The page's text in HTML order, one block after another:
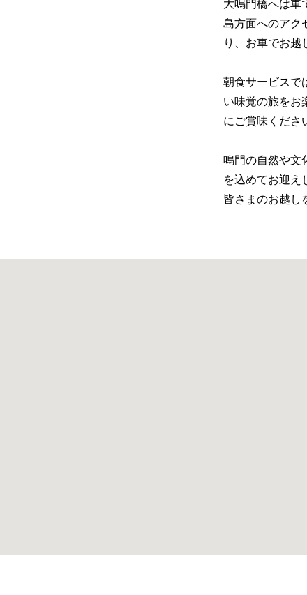
大鳴門橋へは車
島方面へのアク
り、お車でお越
朝食サービスで
い味覚の旅をお
にご賞味くださ
鳴門の自然や文
を込めてお迎え
皆さまのお越し